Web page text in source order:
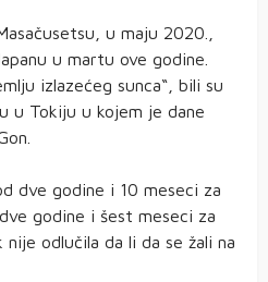
u maju 2020.,
u martu ove godine.
izlazećeg sunca“, bili su
u Tokiju u kojem je dane
dve godine i 10 meseci za
godine i šest meseci za
odlučila da li da se žali na